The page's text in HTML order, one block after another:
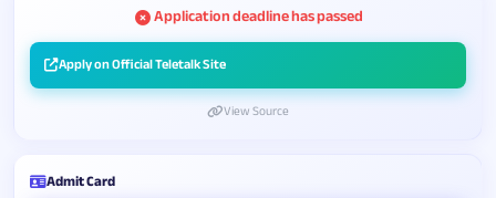
Application deadline has passed
Apply on Official Teletalk Site
View Source
Admit Card